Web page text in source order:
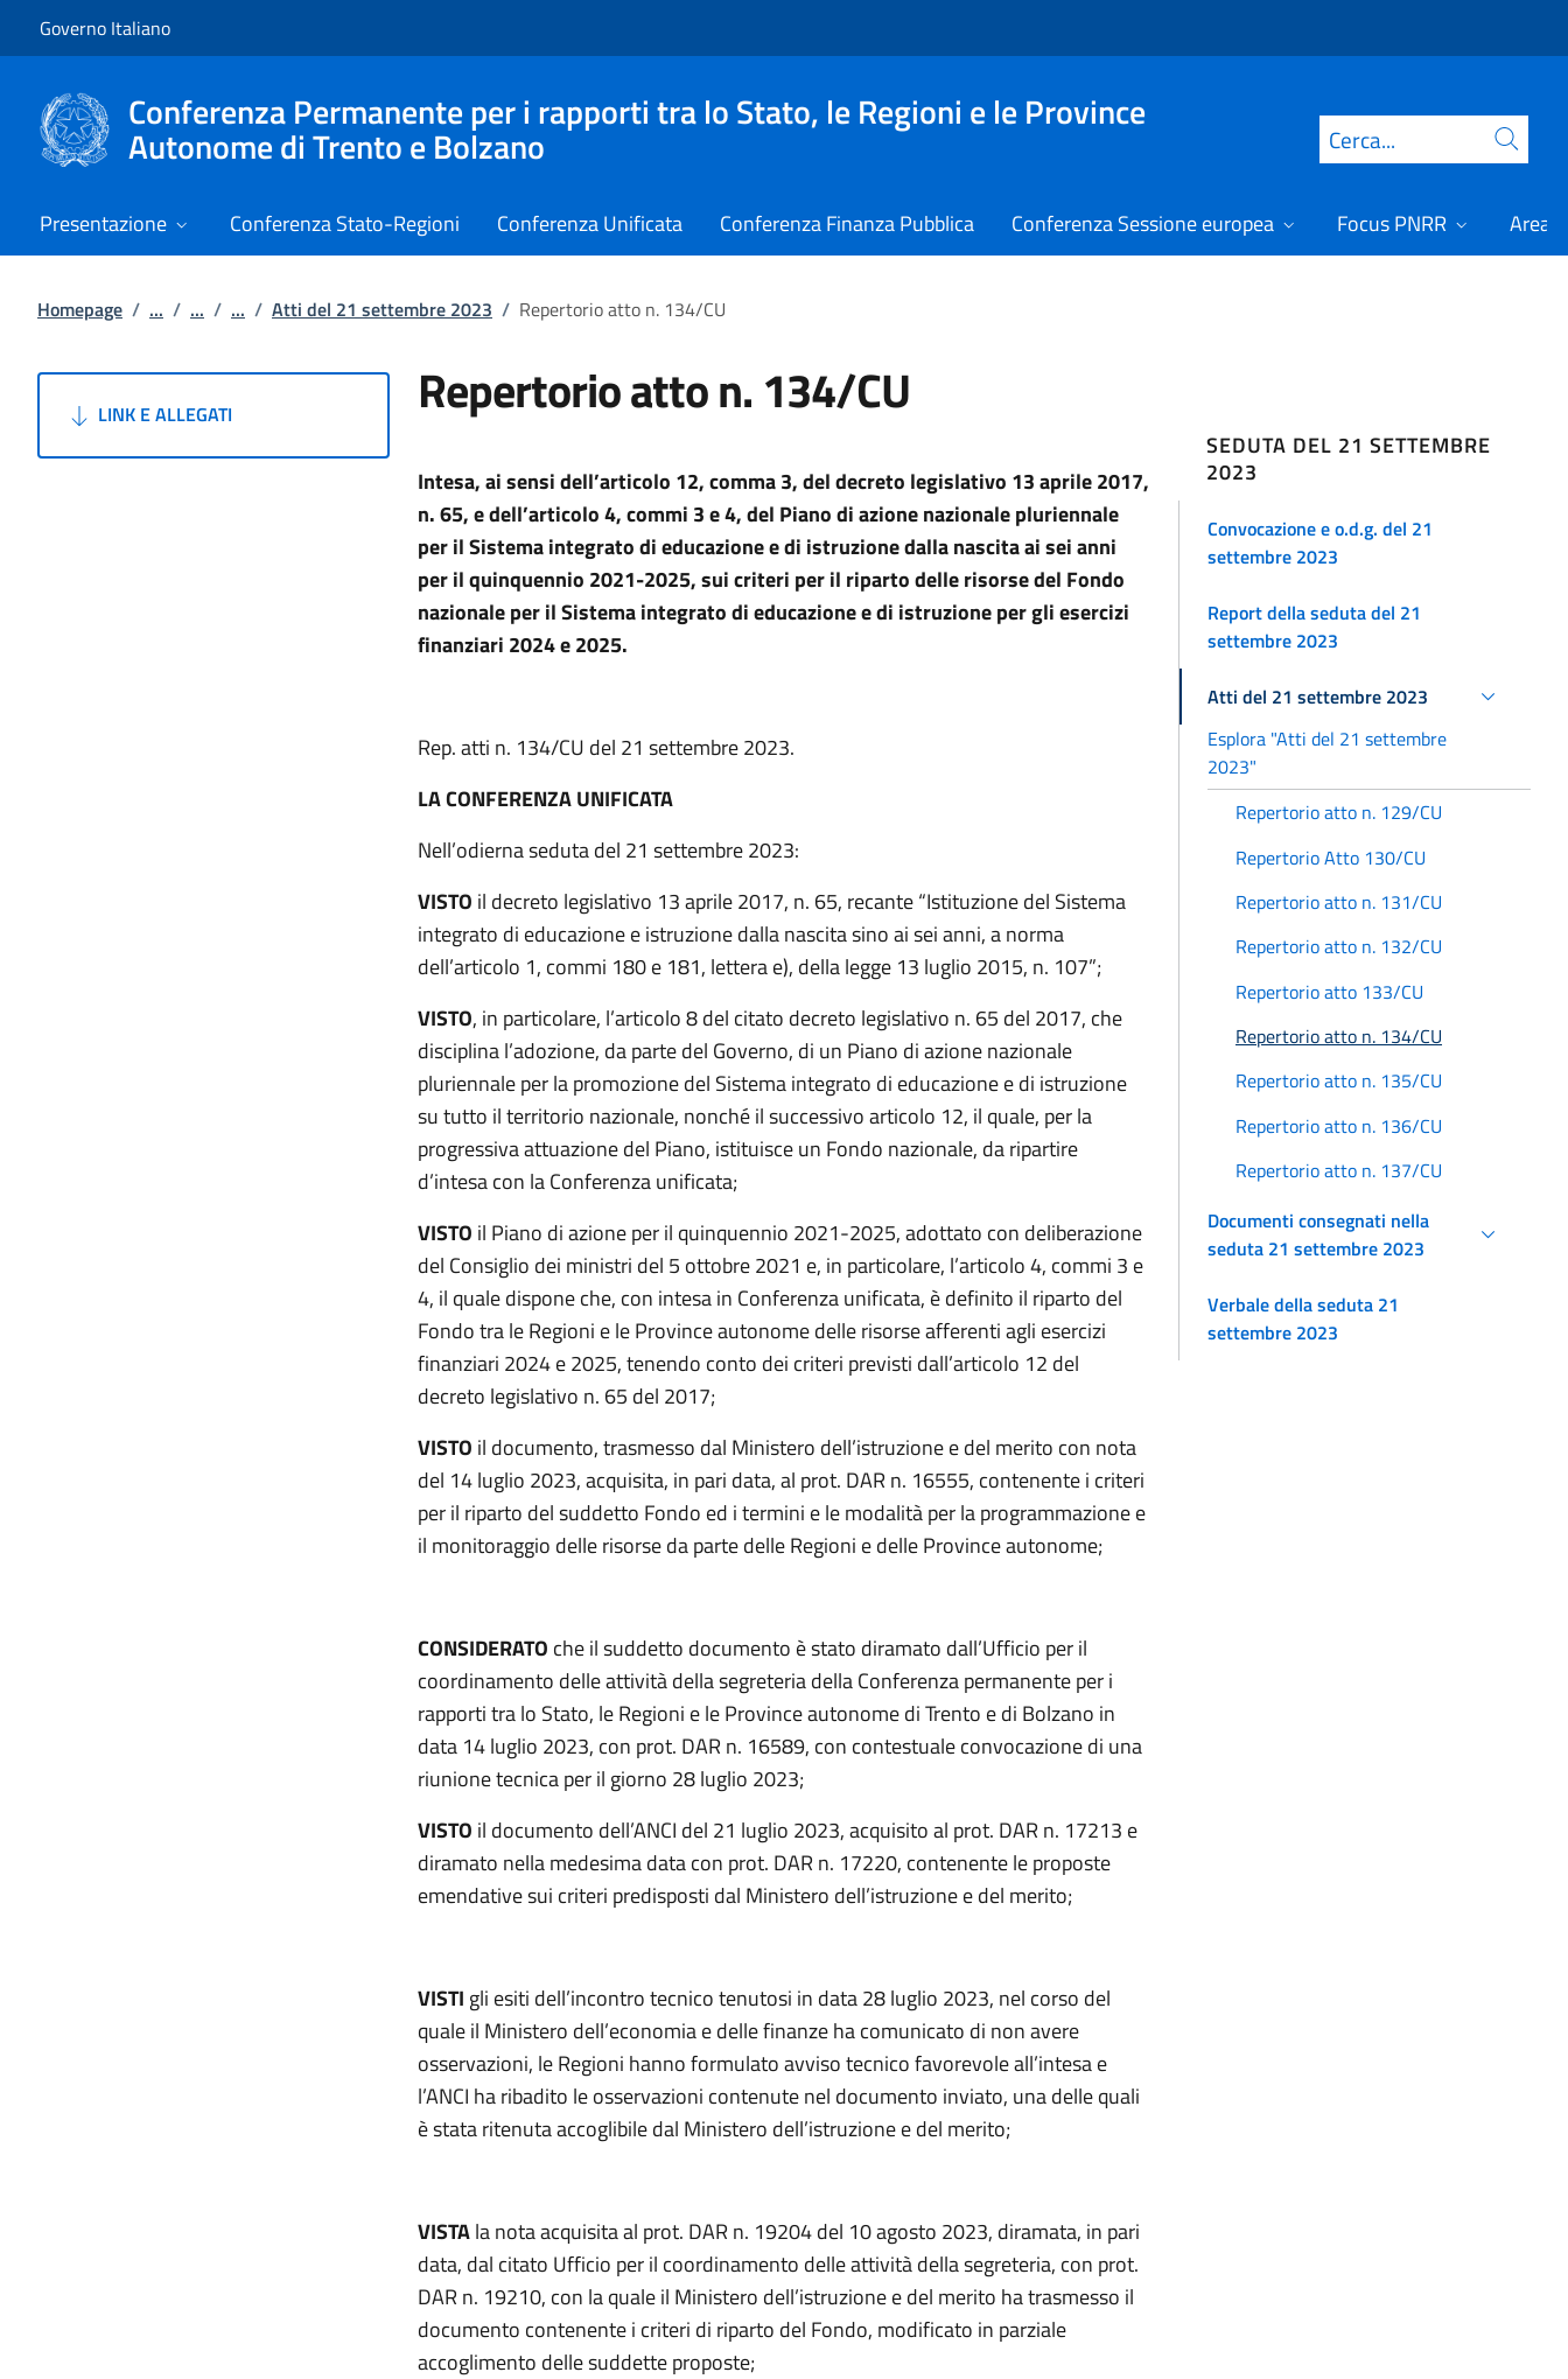
Governo Italiano
Conferenza Permanente per i rapporti tra lo Stato, le Regioni e le Province
Autonome di Trento e Bolzano Cerca
Presentazione Conferenza Stato-Regioni Conferenza Unificata Conferenza Finanza Pubblica Conferenza Sessione europea Focus PNRR Area
Homepage / ... / ... / ... / Atti del 21 settembre 2023 / Repertorio atto n. 134/CU
LINK E ALLEGATI Repertorio atto n. 134/CU
Intesa, ai sensi dell’articolo 12, comma 3, del decreto legislativo 13 aprile 2017,
n. 65, e dell’articolo 4, commi 3 e 4, del Piano di azione nazionale pluriennale
per il Sistema integrato di educazione e di istruzione dalla nascita ai sei anni
per il quinquennio 2021-2025, sui criteri per il riparto delle risorse del Fondo
nazionale per il Sistema integrato di educazione e di istruzione per gli esercizi
finanziari 2024 e 2025.
Rep. atti n. 134/CU del 21 settembre 2023.
LA CONFERENZA UNIFICATA
Nell’odierna seduta del 21 settembre 2023:
VISTO il decreto legislativo 13 aprile 2017, n. 65, recante “Istituzione del Sistema
integrato di educazione e istruzione dalla nascita sino ai sei anni, a norma
dell’articolo 1, commi 180 e 181, lettera e), della legge 13 luglio 2015, n. 107”;
VISTO, in particolare, l’articolo 8 del citato decreto legislativo n. 65 del 2017, che
disciplina l’adozione, da parte del Governo, di un Piano di azione nazionale
pluriennale per la promozione del Sistema integrato di educazione e di istruzione
su tutto il territorio nazionale, nonché il successivo articolo 12, il quale, per la
progressiva attuazione del Piano, istituisce un Fondo nazionale, da ripartire
d’intesa con la Conferenza unificata;
VISTO il Piano di azione per il quinquennio 2021-2025, adottato con deliberazione
del Consiglio dei ministri del 5 ottobre 2021 e, in particolare, l’articolo 4, commi 3 e
4, il quale dispone che, con intesa in Conferenza unificata, è definito il riparto del
Fondo tra le Regioni e le Province autonome delle risorse afferenti agli esercizi
finanziari 2024 e 2025, tenendo conto dei criteri previsti dall’articolo 12 del
decreto legislativo n. 65 del 2017;
VISTO il documento, trasmesso dal Ministero dell’istruzione e del merito con nota
del 14 luglio 2023, acquisita, in pari data, al prot. DAR n. 16555, contenente i criteri
per il riparto del suddetto Fondo ed i termini e le modalità per la programmazione e
il monitoraggio delle risorse da parte delle Regioni e delle Province autonome;
CONSIDERATO che il suddetto documento è stato diramato dall’Ufficio per il
coordinamento delle attività della segreteria della Conferenza permanente per i
rapporti tra lo Stato, le Regioni e le Province autonome di Trento e di Bolzano in
data 14 luglio 2023, con prot. DAR n. 16589, con contestuale convocazione di una
riunione tecnica per il giorno 28 luglio 2023;
VISTO il documento dell’ANCI del 21 luglio 2023, acquisito al prot. DAR n. 17213 e
diramato nella medesima data con prot. DAR n. 17220, contenente le proposte
emendative sui criteri predisposti dal Ministero dell’istruzione e del merito;
VISTI gli esiti dell’incontro tecnico tenutosi in data 28 luglio 2023, nel corso del
quale il Ministero dell’economia e delle finanze ha comunicato di non avere
osservazioni, le Regioni hanno formulato avviso tecnico favorevole all’intesa e
l’ANCI ha ribadito le osservazioni contenute nel documento inviato, una delle quali
è stata ritenuta accoglibile dal Ministero dell’istruzione e del merito;
VISTAla nota acquisita al prot. DAR n. 19204 del 10 agosto 2023, diramata, in pari
data, dal citato Ufficio per il coordinamento delle attività della segreteria, con prot.
DAR n. 19210, con la quale il Ministero dell’istruzione e del merito ha trasmesso il
documento contenente i criteri di riparto del Fondo, modificato in parziale
accoglimento delle suddette proposte;
SEDUTA DEL 21 SETTEMBRE
2023
Convocazione e o.d.g. del 21
settembre 2023
Report della seduta del 21
settembre 2023
Atti del 21 settembre 2023
Esplora "Atti del 21 settembre
2023"
Repertorio atto n. 129/CU
Repertorio Atto 130/CU
Repertorio atto n. 131/CU
Repertorio atto n. 132/CU
Repertorio atto 133/CU
Repertorio atto n. 134/CU
Repertorio atto n. 135/CU
Repertorio atto n. 136/CU
Repertorio atto n. 137/CU
Documenti consegnati nella
seduta 21 settembre 2023
Verbale della seduta 21
settembre 2023